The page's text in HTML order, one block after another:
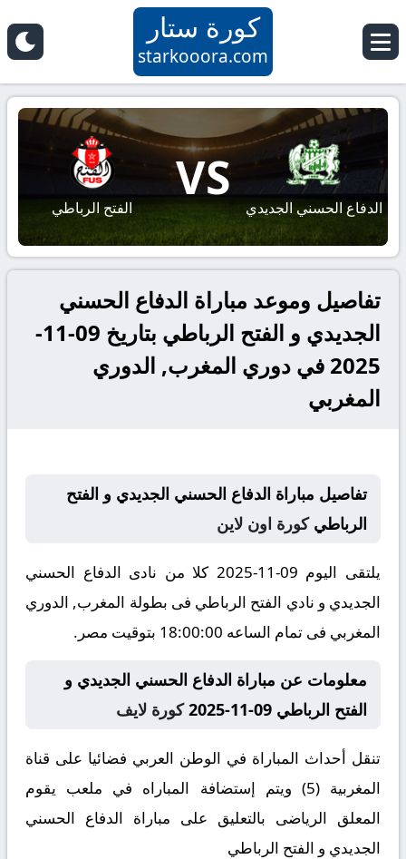
كورة ستار
starkooora.com
الدفاع الحسني الجديدي
VS
الفتح الرباطي
تفاصيل وموعد مباراة الدفاع الحسني
الجديدي و الفتح الرباطي بتاريخ 09-11-
2025 في دوري المغرب, الدوري
المغربي
تفاصيل مباراة الدفاع الحسني الجديدي و الفتح
الرباطيكورة اون لاين
يلتقى اليوم 09-11-2025 كلا من نادى الدفاع الحسني
الجديدي و نادي الفتح الرباطي فى بطولة المغرب, الدوري
المغربي فى تمام الساعه 18:00:00 بتوقيت مصر.
معلومات عن مباراة الدفاع الحسني الجديدي و
الفتح الرباطي 09-11-2025
كورة لايف
تنقل أحداث المباراة في الوطن العربي فضائيا على قناة
المغربية (5) ويتم إستضافة المباراه في ملعب يقوم
المعلق الرياضى بالتعليق على مباراة الدفاع الحسني
الجديدي و الفتح الرباطي